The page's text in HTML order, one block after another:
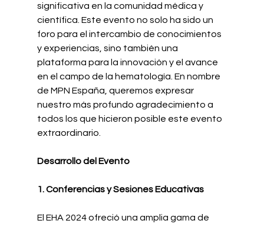
significativa en la comunidad médica y
científica. Este evento no solo ha sido un
foro para el intercambio de conocimientos
y experiencias, sino también una
plataforma para la innovación y el avance
en el campo de la hematología. En nombre
de MPN España, queremos expresar
nuestro más profundo agradecimiento a
todos los que hicieron posible este evento
extraordinario.
Desarrollo del Evento
1. Conferencias y Sesiones Educativas
El EHA 2024 ofreció una amplia gama de